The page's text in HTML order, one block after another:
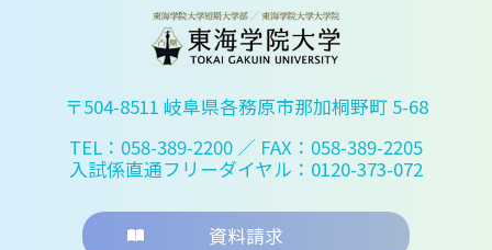
〒504-8511 岐阜県各務原市那加桐野町 5-68
TEL：058-389-2200 ／ FAX：058-389-2205
入試係直通フリーダイヤル：0120-373-072
資料請求